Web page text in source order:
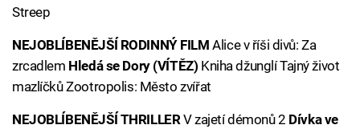
Streep
NEJOBLÍBENĚJŠÍ RODINNÝ FILM Alice v říši divů: Za
zrcadlem Hledá se Dory (VÍTĚZ) Kniha džunglí Tajný život
mazlíčků Zootropolis: Město zvířat
NEJOBLÍBENĚJŠÍ THRILLER V zajetí démonů 2 Dívka ve